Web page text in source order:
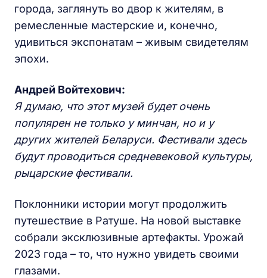
города, заглянуть во двор к жителям, в
ремесленные мастерские и, конечно,
удивиться экспонатам – живым свидетелям
эпохи.
Андрей Войтехович:
Я думаю, что этот музей будет очень
популярен не только у минчан, но и у
других жителей Беларуси. Фестивали здесь
будут проводиться средневековой культуры,
рыцарские фестивали.
Поклонники истории могут продолжить
путешествие в Ратуше. На новой выставке
собрали эксклюзивные артефакты. Урожай
2023 года – то, что нужно увидеть своими
глазами.